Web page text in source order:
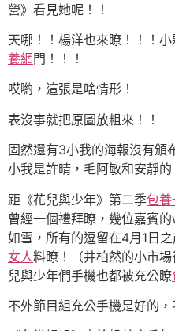
營》看見她呢！！
天哪！！楊洋也來瞭！！！
養網門！！！
哎喲，這張是啥情形！
表沒事就把原圖放粗來！！
固然還有3小我的海報沒有頒
小我是許晴，毛阿敏和安靜的
距《花兒與少年》第二季包養
曾經一個禮拜瞭，幾位嘉賓
如雪，所有的逗留在4月1日
女人料瞭！（井柏然的小市
兒與少年們手機也都被充公瞭
不外節目組充公手機是好的，